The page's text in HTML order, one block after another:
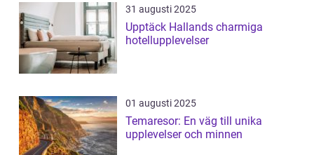
31 augusti 2025
Upptäck Hallands charmiga
hotellupplevelser
01 augusti 2025
Temaresor: En väg till unika
upplevelser och minnen